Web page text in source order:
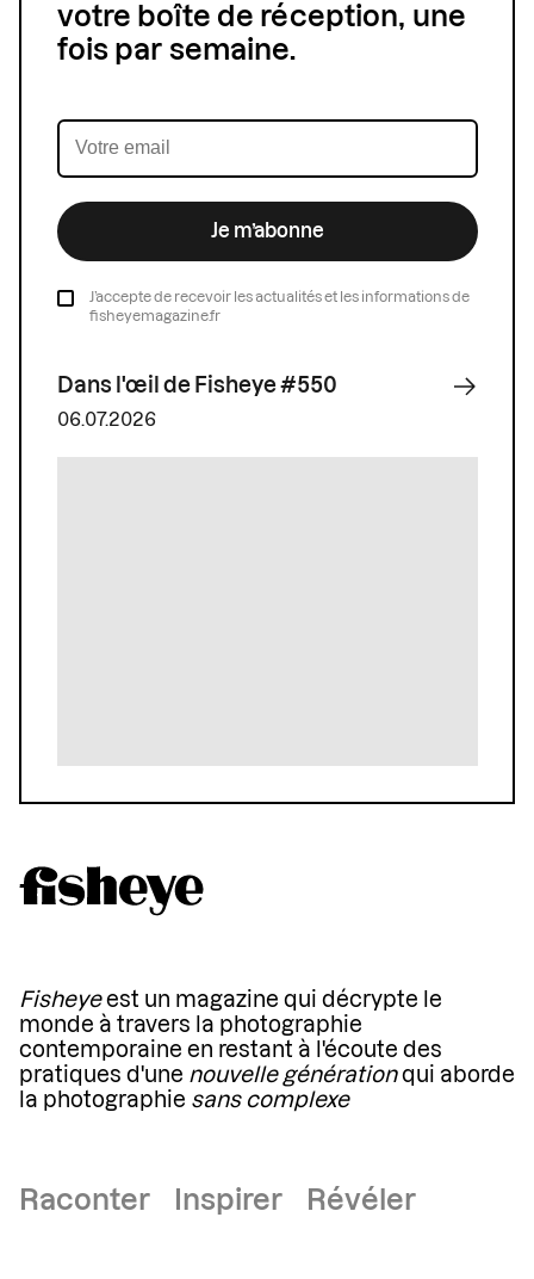
votre boîte de réception, une
fois par semaine.
Je m’abonne
J’accepte de recevoir les actualités et les informations de
fisheyemagazine.fr
Dans l'œil de Fisheye #550
06.07.2026
Fisheyeest un magazine qui décrypte le
monde à travers la photographie
contemporaine en restant à l'écoute des
pratiques d'une nouvelle générationqui aborde
la photographie sans complexe
Raconter Inspirer Révéler